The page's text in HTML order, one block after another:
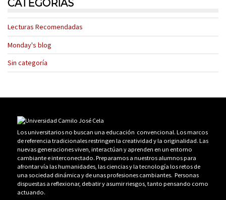
CATEGORÍAS
Lecturas Recomendadas
Monday's blog
Sin categoría
Los universitarios no buscan una educación convencional. Los marcos
de referencia tradicionales restringen la creatividad y la originalidad. Las
nuevas generaciones viven, interactúan y aprenden en un entorno
cambiante e interconectado. Preparamos a nuestros alumnos para
afrontar vía las humanidades, las ciencias y la tecnología los retos de
una sociedad dinámica y de unas profesiones cambiantes. Personas
dispuestas a reflexionar, debatir y asumir riesgos, tanto pensando como
actuando.